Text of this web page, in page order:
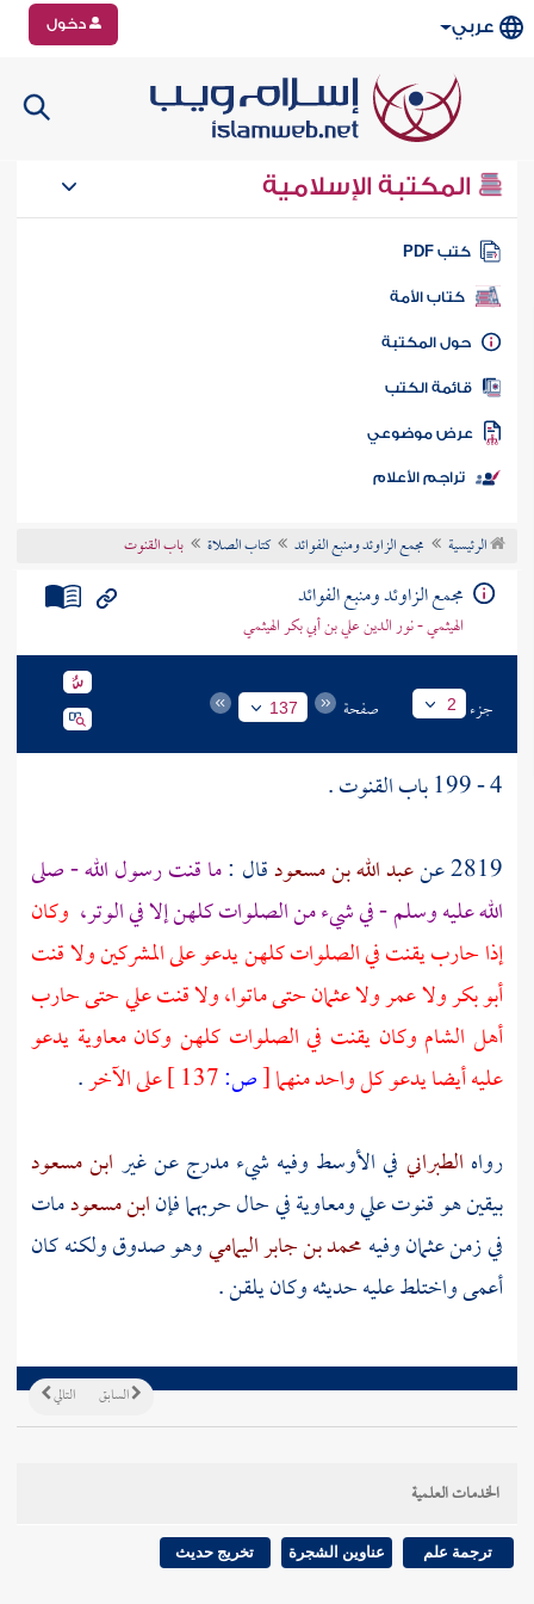
عربي دخول
المكتبة الإسلامية
كتب PDF
كتاب الأمة
المكتبة
الكتب
موضوعي
تراجم الأعلام
الرئيسية مجمع الزاوئد ومنبع الفوائد كتاب الصلاة باب القنوت
مجمع الزاوئد ومنبع الفوائد
الهيثمي - نور الدين علي بن أبي بكر الهيثمي
جزء 2 صفحة 137
4 - 199 باب القنوت .
2819 عن
عبد الله بن مسعودقال :ما قنت رسول الله - صلى
الله عليه وسلم - في شيء من الصلوات كلهن إلا في الوتر، وكان
إذا حارب يقنت في الصلوات كلهن يدعو على المشركين ولا قنت
أبو بكرولاعمرولاعثمانحتى ماتوا، ولا قنتعليحتى حارب
أهل الشام وكان يقنت في الصلوات كلهن وكانمعاوية يدعو
عليه أيضا يدعو كل واحد منهما[ص: على الآخر.
رواه الطبراني في الأوسط وفيه شيء مدرج عن غير ابن مسعود
بيقين هو قنوتعليومعاويةفي حال حربهما فإنابن مسعودمات
في زمنعثمانوفيهمحمد بن جابر اليماميوهو صدوق ولكنه كان
أعمى واختلط عليه حديثه وكان يلقن .
التالي السابق
الخدمات العلمية
ترجمة علم عناوين الشجرة تخريج حديث